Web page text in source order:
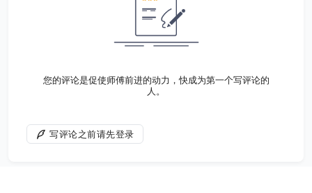
您的评论是促使师傅前进的动力，快成为第一个写评论的
人。
写评论之前请先登录